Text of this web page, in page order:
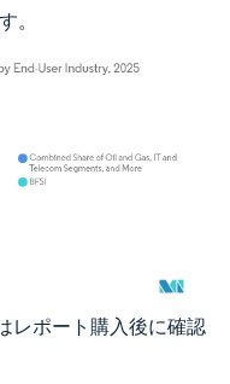
。
4.0の表示が必要です。
レポート購入後に確認